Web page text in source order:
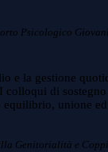
Psicologico
e la gestione
colloqui di
unione
Genitorialità e